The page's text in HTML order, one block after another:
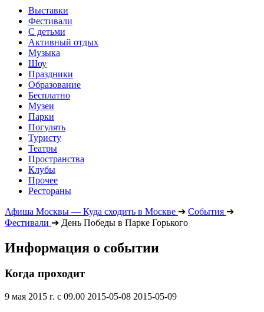
Выставки
Фестивали
С детьми
Активный отдых
Музыка
Шоу
Праздники
Образование
Бесплатно
Музеи
Парки
Погулять
Туристу
Театры
Пространства
Клубы
Прочее
Рестораны
Афиша Москвы — Куда сходить в Москве ➔ События ➔
Фестивали ➔ День Победы в Парке Горького
Информация о событии
Когда проходит
9 мая 2015 г. с 09.00 2015-05-08 2015-05-09